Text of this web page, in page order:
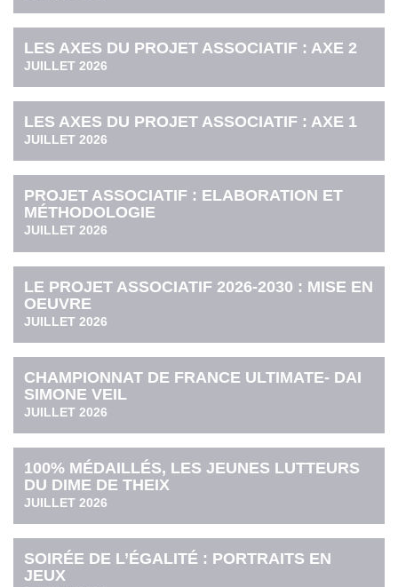
LES AXES DU PROJET ASSOCIATIF : AXE 2
JUILLET 2026
LES AXES DU PROJET ASSOCIATIF : AXE 1
JUILLET 2026
PROJET ASSOCIATIF : ELABORATION ET
MÉTHODOLOGIE
JUILLET 2026
LE PROJET ASSOCIATIF 2026-2030 : MISE EN
OEUVRE
JUILLET 2026
CHAMPIONNAT DE FRANCE ULTIMATE- DAI
SIMONE VEIL
JUILLET 2026
100% MÉDAILLÉS, LES JEUNES LUTTEURS
DU DIME DE THEIX
JUILLET 2026
SOIRÉE DE L’ÉGALITÉ : PORTRAITS EN
JEUX